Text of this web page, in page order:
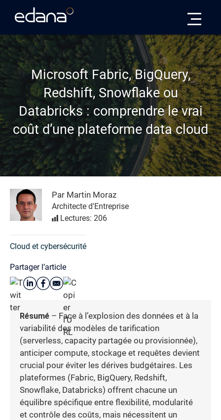
Microsoft Fabric, BigQuery,
Redshift, Snowflake ou
Databricks : comprendre le vrai
coût d’une plateforme data cloud
Par Martin Moraz
Architecte d'Entreprise
Lectures: 206
Cloud et cybersécurité
Partager l’article
Résumé – Face à l’explosion des données et à la
variabilité des modèles de tarification
(serverless, capacity partagée ou provisionnée),
anticiper compute, stockage et requêtes devient
crucial pour éviter les dérives budgétaires. Les
plateformes (Fabric, BigQuery, Redshift,
Snowflake, Databricks) offrent chacune un
équilibre spécifique entre flexibilité, modularité
et contrôle des coûts, mais nécessitent un